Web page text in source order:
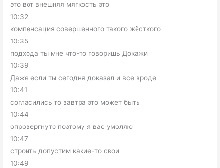
это вот внешняя мягкость это
10:32
компенсация совершенного такого жёсткого
10:35
подхода ты мне что-то говоришь Докажи
10:39
Даже если ты сегодня доказал и все вроде
10:41
согласились то завтра это может быть
10:44
опровергнуто поэтому я вас умоляю
10:47
строить допустим какие-то свои
10:49